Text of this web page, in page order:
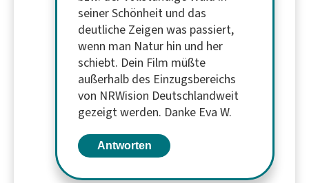
seiner Schönheit und das
deutliche Zeigen was passiert,
wenn man Natur hin und her
schiebt. Dein Film müßte
außerhalb des Einzugsbereichs
von NRWision Deutschlandweit
gezeigt werden. Danke Eva W.
Antworten